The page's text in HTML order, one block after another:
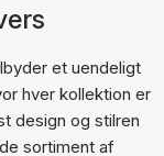
et uendeligt
hver kollektion er
design og stilren
sortiment af